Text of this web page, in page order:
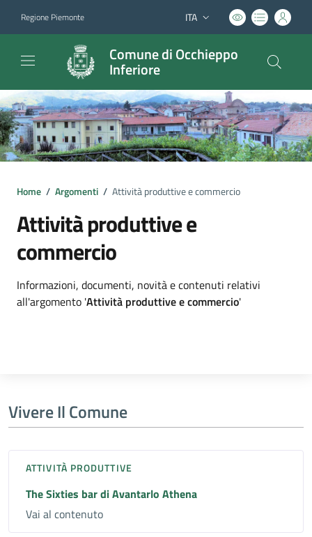
Regione Piemonte Lingua attiva:
ITA
Comune di Occhieppo
Inferiore
Home / Argomenti / Attività produttive e commercio
Attività produttive e
commercio
Dettagli argomento
Informazioni, documenti, novità e contenuti relativi
all'argomento 'Attività produttive e commercio'
Vivere Il Comune
ATTIVITÀ PRODUTTIVE
The Sixties bar di Avantarlo Athena
Vai al contenuto